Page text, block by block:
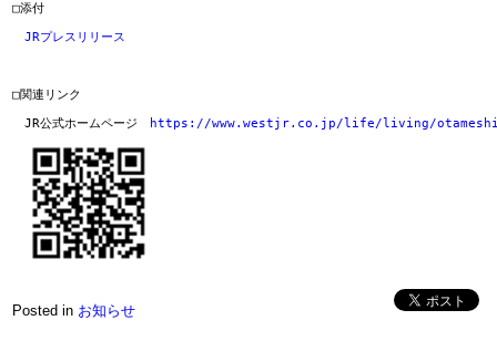
□添付
JRプレスリリース
□関連リンク
JR公式ホームページ https://www.westjr.co.jp/life/living/
Posted in お知らせ